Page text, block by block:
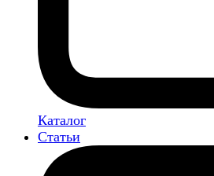
Каталог
Статьи